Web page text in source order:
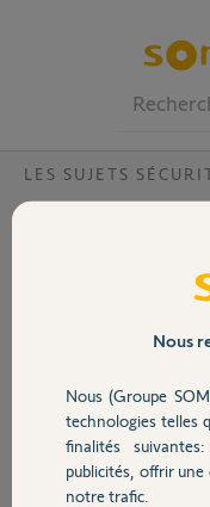
Volet
Sécurité
Domotique
LES SUJETS
Nouvelle
Je n'arrive pas à installer
Comment revenir à
Jean-Claude G.
il y a environ 11 ans
Nous
Nous (Groupe
technologies telles
finalités
publicités, offrir une
notre trafic.